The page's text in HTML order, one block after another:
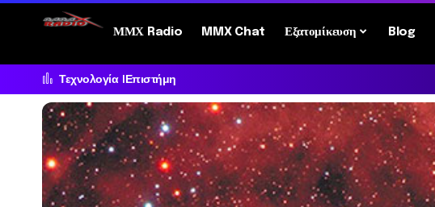
ΜΜΧ Radio MMX Chat Εξατομίκευση Blog
Τεχνολογία Επιστήμη